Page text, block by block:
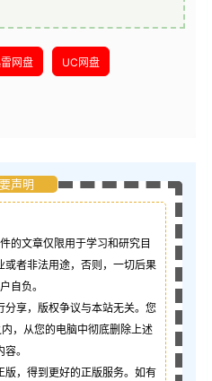
网盘 UC网盘
声明
的文章仅限用于学习和研究目
或者非法用途，否则，一切后果
自负。
分享，版权争议与本站无关。您
，从您的电脑中彻底删除上述
容。
版，得到更好的正版服务。如有